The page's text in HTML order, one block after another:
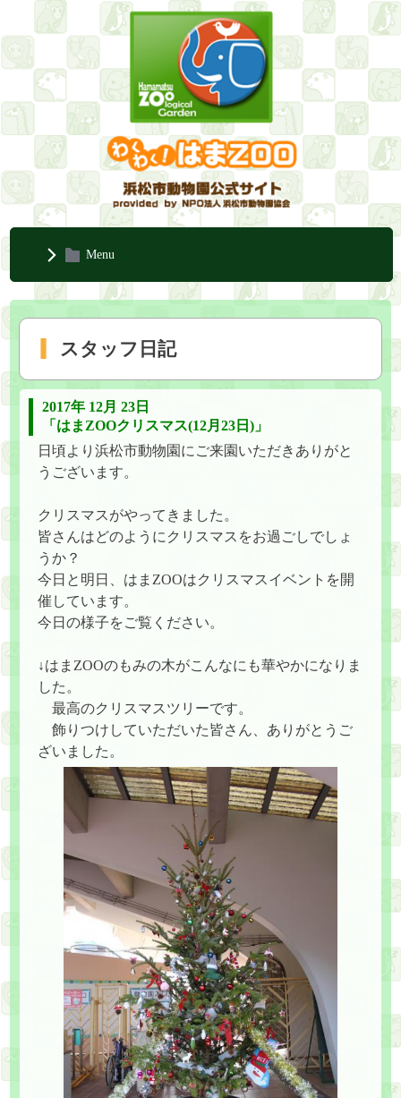
Menu
スタッフ日記
2017年 12月 23日
「はまZOOクリスマス(12月23日)」
日頃より浜松市動物園にご来園いただきありがと
うございます。
クリスマスがやってきました。
皆さんはどのようにクリスマスをお過ごしでしょ
うか？
今日と明日、はまZOOはクリスマスイベントを開
催しています。
今日の様子をご覧ください。
↓はまZOOのもみの木がこんなにも華やかになりま
した。
最高のクリスマスツリーです。
飾りつけしていただいた皆さん、ありがとうご
ざいました。